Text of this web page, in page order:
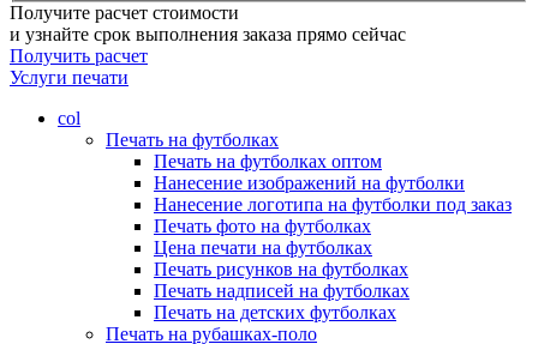
Получите расчет стоимости
и узнайте срок выполнения заказа прямо сейчас
Получить расчет
Услуги печати
col
Печать на футболках
Печать на футболках оптом
Нанесение изображений на футболки
Нанесение логотипа на футболки под заказ
Печать фото на футболках
Цена печати на футболках
Печать рисунков на футболках
Печать надписей на футболках
Печать на детских футболках
Печать на рубашках-поло